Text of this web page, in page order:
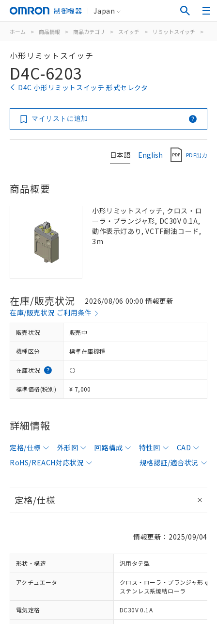
制御機器 Japan
ホーム > 商品情報 > 商品カテゴリ > スイッチ > リミットスイッチ >
小形リミットスイッチ
D4C-6203
D4C 小形リミットスイッチ 形式セレクタ
マイリストに追加
日本語 English PDF出力
商品概要
小形リミットスイッチ, クロス・ロ
ーラ・プランジャ形, DC30V 0.1A,
動作表示灯あり, VCTF耐油コード,
3m
在庫/販売状況
2026/08/06 00:00 情報更新
在庫/販売状況 ご利用条件
販売状況 販売中
機種区分 標準在庫機種
在庫状況 〇
標準価格(税別) ¥ 7,000
詳細情報
定格/仕様 外形図 回路構成 特性図
CAD
RoHS/REACH対応状況
規格認証/適合状況
定格/仕様
情報更新：2025/09/04
形状・構造 汎用タテ型
アクチュエータ
クロス・ローラ・プランジャ形
ステンレス系焼結ローラ
電気定格 DC30V 0.1A